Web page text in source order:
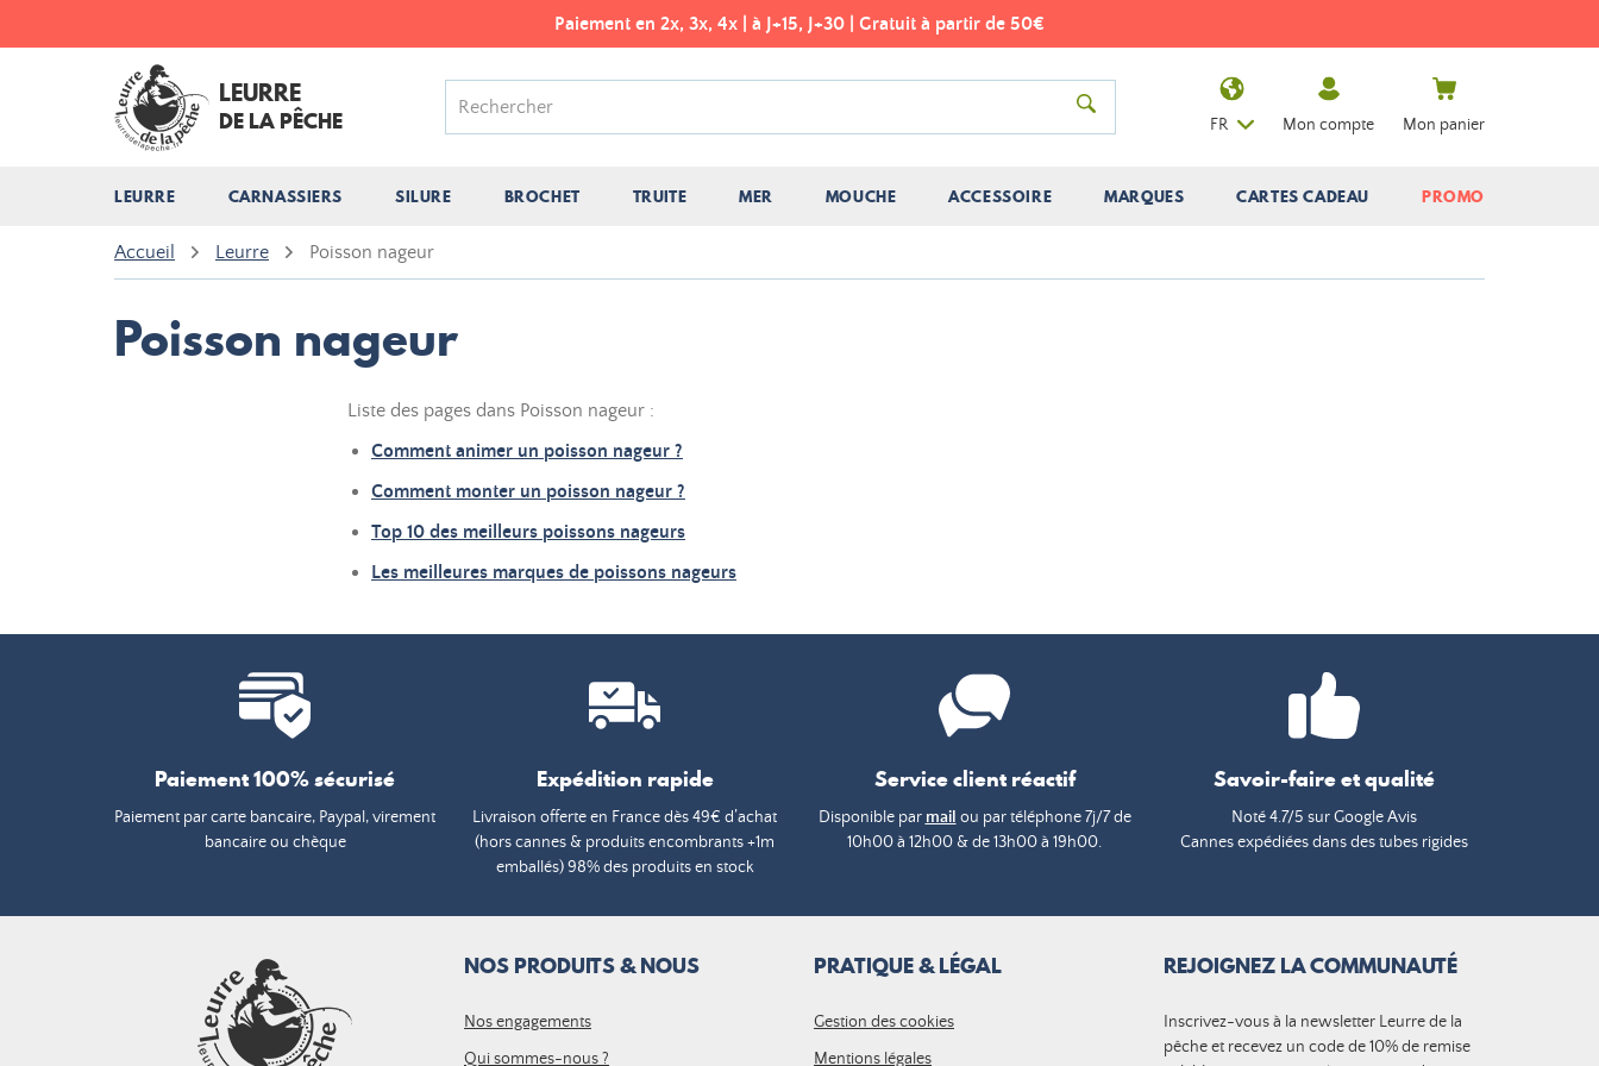
Paiement en 2x, 3x, 4x | à J+15, J+30 | Gratuit à partir de 50€
LEURRE
DE LA PÊCHE
LEURRE CARNASSIERS SILURE BROCHET TRUITE MER MOUCHE ACCESSOIRE MARQUES CARTES CADEAU PROMO
FR Mon compte Mon panier
Accueil Leurre Poisson nageur
Poisson nageur
Liste des pages dans Poisson nageur :
Comment animer un poisson nageur ?
Comment monter un poisson nageur ?
Top 10 des meilleurs poissons nageurs
Les meilleures marques de poissons nageurs
Paiement 100% sécurisé
Paiement par carte bancaire, Paypal, virement
bancaire ou chèque
Expédition rapide
Livraison offerte en France dès 49€ d’achat
(hors cannes & produits encombrants +1m
emballés) 98% des produits en stock
Service client réactif
Disponible par mail ou par téléphone 7j/7 de
10h00 à 12h00 & de 13h00 à 19h00.
Savoir-faire et qualité
Noté 4.7/5 sur Google Avis
Cannes expédiées dans des tubes rigides
NOS PRODUITS & NOUS
Nos engagements
Qui sommes-nous ?
PRATIQUE & LÉGAL
Gestion des cookies
Mentions légales
REJOIGNEZ LA COMMUNAUTÉ
Inscrivez-vous à la newsletter Leurre de la
pêche et recevez un code de 10% de remise